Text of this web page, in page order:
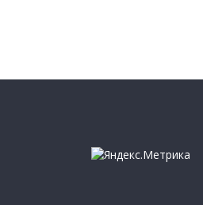
. Все права защищены.